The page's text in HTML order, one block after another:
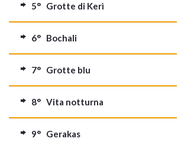
5° Grotte di Kerì
6° Bochali
7° Grotte blu
8° Vita notturna
9° Gerakas